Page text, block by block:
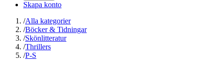
Skapa konto
/Alla kategorier
/Böcker & Tidningar
/Skönlitteratur
/Thrillers
/P-S